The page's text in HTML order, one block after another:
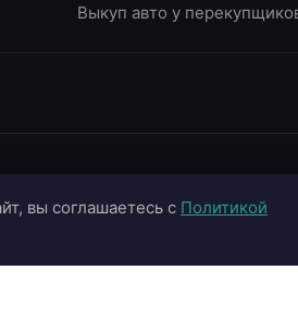
Выкуп авто у
ОСАГО
+7 (495)
+7 (903)
вы соглашаетесь с Политикой